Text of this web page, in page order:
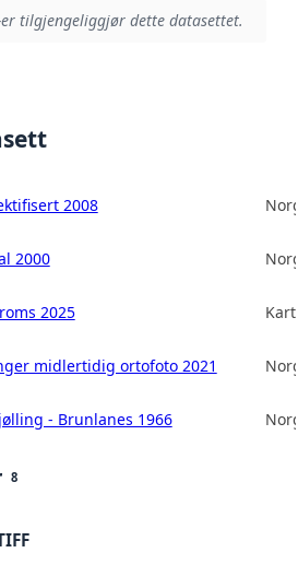
tilgjengeliggjør dette datasettet.
2008
2000
2025
midlertidig ortofoto 2021
- Brunlanes 1966
8